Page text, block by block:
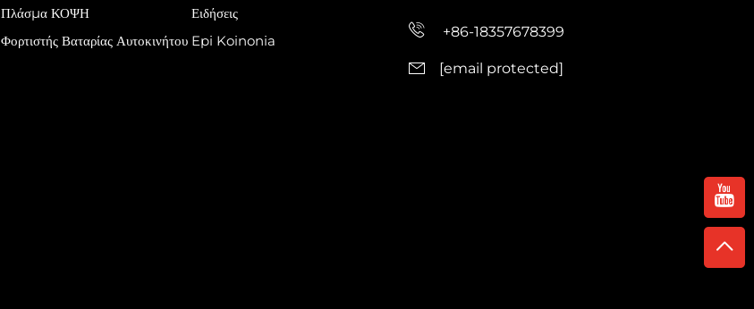
Πλάσμα ΚΟΨΗ
Φορτιστής Βαταρίας Αυτοκινήτου
Ειδήσεις
Epi Koinonia
+86-18357678399
[email protected]